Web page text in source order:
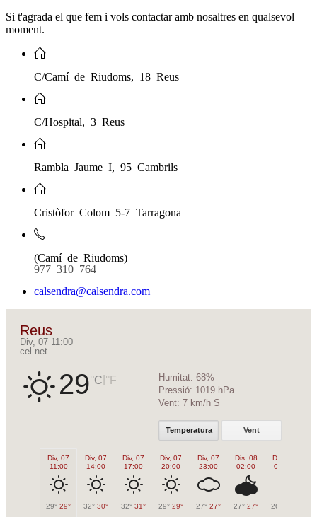
Si t'agrada el que fem i vols contactar amb nosaltres en qualsevol
moment.
C/Camí de Riudoms, 18 Reus
C/Hospital, 3 Reus
Rambla Jaume I, 95 Cambrils
Cristòfor Colom 5-7 Tarragona
(Camí de Riudoms)
977 310 764
calsendra@calsendra.com
Reus
Div, 07 11:00
cel net
29°C °F Humitat: 68%
Pressió: 1019 hPa
Vent: 7 km/h S
Temperatura Vent
Div, 07
11:00
29° 29°
Div, 07
14:00
32° 30°
Div, 07
17:00
32° 31°
Div, 07
20:00
29° 29°
Div, 07
23:00
27° 27°
Dis, 08
02:00
27° 27°
Dis, 08
05:00
26°